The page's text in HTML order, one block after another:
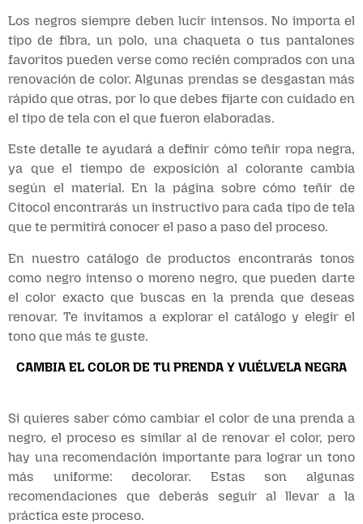
Los negros siempre deben lucir intensos. No importa el
tipo de fibra, un polo, una chaqueta o tus pantalones
favoritos pueden verse como recién comprados con una
renovación de color. Algunas prendas se desgastan más
rápido que otras, por lo que debes fijarte con cuidado en
el tipo de tela con el que fueron elaboradas.
Este detalle te ayudará a definir cómo teñir ropa negra,
ya que el tiempo de exposición al colorante cambia
según el material. En la página sobre cómo teñir de
Citocol encontrarás un instructivo para cada tipo de tela
que te permitirá conocer el paso a paso del proceso.
En nuestro catálogo de productos encontrarás tonos
como negro intenso o moreno negro, que pueden darte
el color exacto que buscas en la prenda que deseas
renovar. Te invitamos a explorar el catálogo y elegir el
tono que más te guste.
CAMBIA EL COLOR DE TU PRENDA Y VUÉLVELA NEGRA
Si quieres saber cómo cambiar el color de una prenda a
negro, el proceso es similar al de renovar el color, pero
hay una recomendación importante para lograr un tono
más uniforme: decolorar. Estas son algunas
recomendaciones que deberás seguir al llevar a la
práctica este proceso.